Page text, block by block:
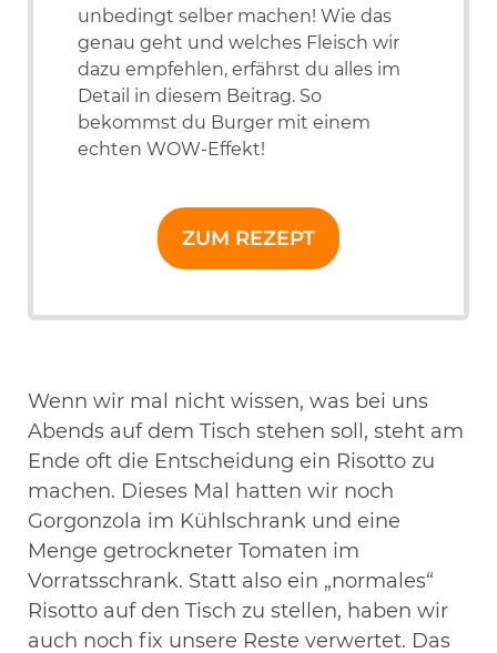
unbedingt selber machen! Wie das
genau geht und welches Fleisch wir
dazu empfehlen, erfährst du alles im
Detail in diesem Beitrag. So
bekommst du Burger mit einem
echten WOW-Effekt!
ZUM REZEPT
Wenn wir mal nicht wissen, was bei uns
Abends auf dem Tisch stehen soll, steht am
Ende oft die Entscheidung ein Risotto zu
machen. Dieses Mal hatten wir noch
Gorgonzola im Kühlschrank und eine
Menge getrockneter Tomaten im
Vorratsschrank. Statt also ein „normales“
Risotto auf den Tisch zu stellen, haben wir
auch noch fix unsere Reste verwertet. Das